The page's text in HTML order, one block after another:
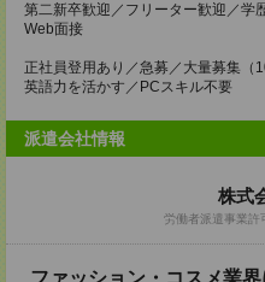
第二新卒歓迎／フリーター歓迎／学
Web面接
正社員登用あり／急募／大量募集（
英語力を活かす／PCスキル不要
派遣会社情報
株式
労働者派遣事業
ファッション・コスメ業